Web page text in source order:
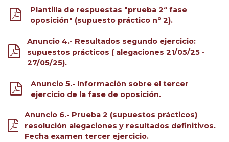
Plantilla de respuestas "prueba 2ª fase
oposición" (supuesto práctico nº 2).
Anuncio 4.- Resultados segundo ejercicio:
supuestos prácticos ( alegaciones 21/05/25 -
27/05/25).
Anuncio 5.- Información sobre el tercer
ejercicio de la fase de oposición.
Anuncio 6.- Prueba 2 (supuestos prácticos)
resolución alegaciones y resultados definitivos.
Fecha examen tercer ejercicio.